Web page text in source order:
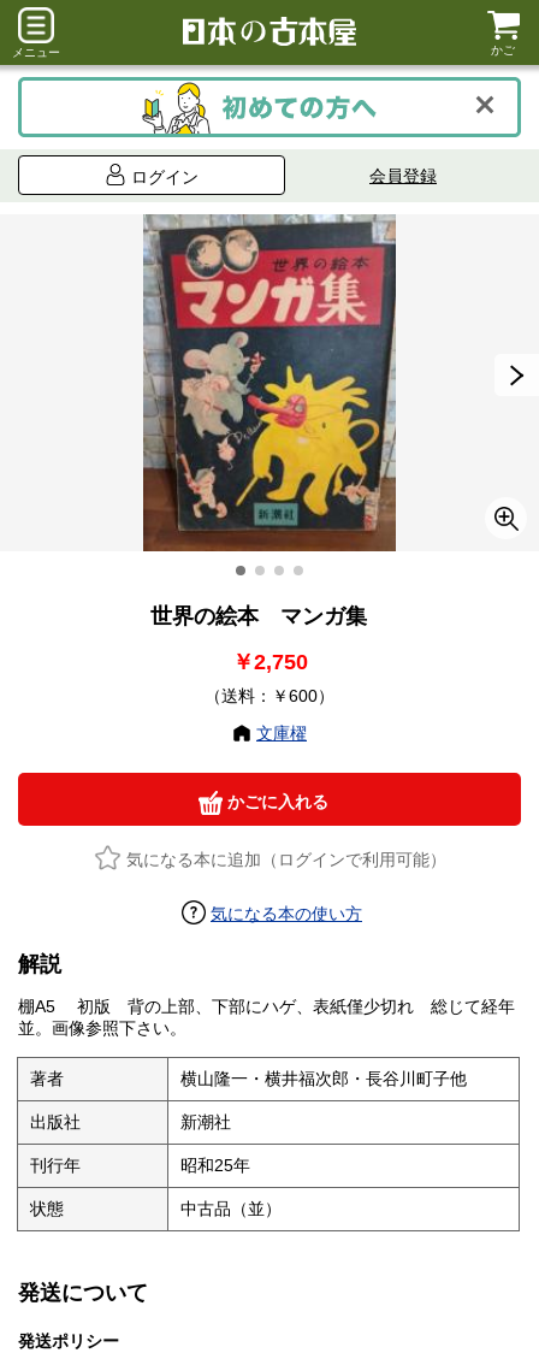
メニュー かご
ログイン 会員登録
世界の絵本 マンガ集
￥2,750
（送料：￥600）
文庫櫂
かごに入れる
気になる本に追加（ログインで利用可能）
気になる本の使い方
解説
棚A5 初版 背の上部、下部にハゲ、表紙僅少切れ 総じて経年
並。画像参照下さい。
著者 横山隆一・横井福次郎・長谷川町子他
出版社 新潮社
刊行年 昭和25年
状態 中古品（並）
発送について
発送ポリシー